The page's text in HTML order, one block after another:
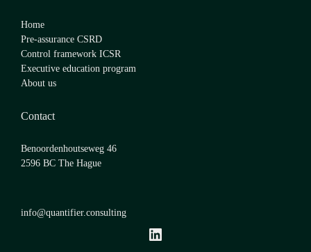
Home
Pre-assurance CSRD
Control framework ICSR
Executive education program
About us
Contact
Benoordenhoutseweg 46
2596 BC The Hague
info@quantifier.consulting
LinkedIn